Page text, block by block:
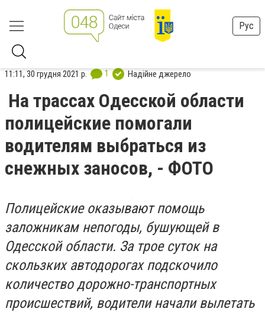
Рус
11:11, 30 грудня 2021 р. 1 Надійне джерело
На трассах Одесской области
полицейские помогали
водителям выбраться из
снежных заносов, - ФОТО
Полицейские оказывают помощь
заложникам непогоды, бушующей в
Одесской области. За трое суток на
скользких автодорогах подскочило
количество дорожно-транспортных
происшествий, водители начали вылетать